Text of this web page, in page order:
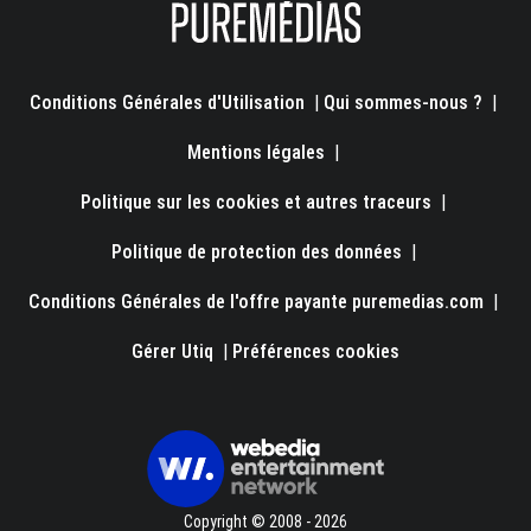
Conditions Générales d'Utilisation Qui sommes-nous ?
Mentions légales
Politique sur les cookies et autres traceurs
Politique de protection des données
Conditions Générales de l'offre payante puremedias.com
Gérer Utiq Préférences cookies
Copyright © 2008 - 2026